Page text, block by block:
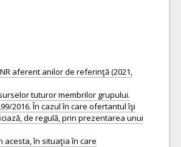
aferent anilor de referinţă (2021,
tuturor membrilor grupului.
2016. În cazul în care ofertantul îşi
de regulă, prin prezentarea unui
în situaţia în care